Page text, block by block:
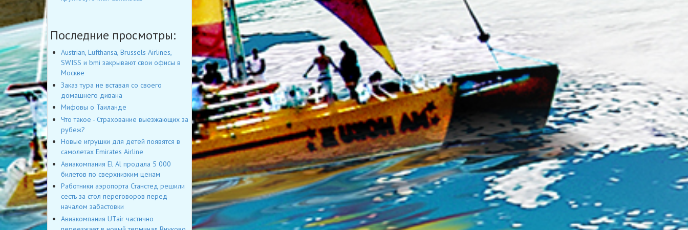
Последние просмотры:
Austrian, Lufthansa, Brussels Airlines,
SWISS и bmi закрывают свои офисы в
Москве
Заказ тура не вставая со своего
домашнего дивана
Мифовы о Таиланде
Что такое - Страхование выезжающих за
рубеж?
Новые игрушки для детей появятся в
самолетах Emirates Airline
Авиакомпания El Al продала 5 000
билетов по сверхнизким ценам
Работники аэропорта Станстед решили
сесть за стол переговоров перед
началом забастовки
Авиакомпания UTair частично